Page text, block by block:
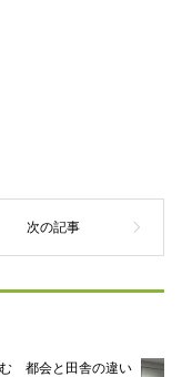
都会と田舎の違い